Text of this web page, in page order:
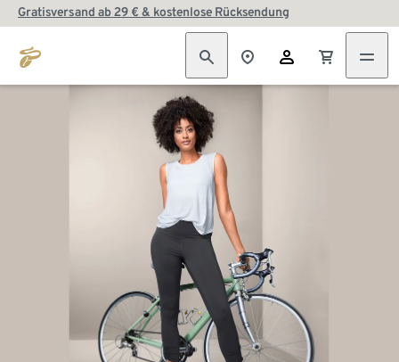
Gratisversand ab 29 € & kostenlose Rücksendung